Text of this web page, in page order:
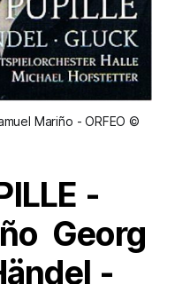
Mariño - ORFEO ©
-
Georg
-